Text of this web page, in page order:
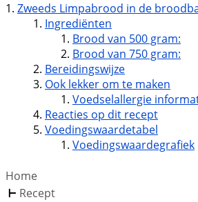
Zweeds Limpabrood in de
Ingrediënten
Brood van 500 gram:
Brood van 750 gram:
Bereidingswijze
Ook lekker om te maken
Voedselallergie
Reacties op dit recept
Voedingswaardetabel
Voedingswaardegrafiek
Home
Recept